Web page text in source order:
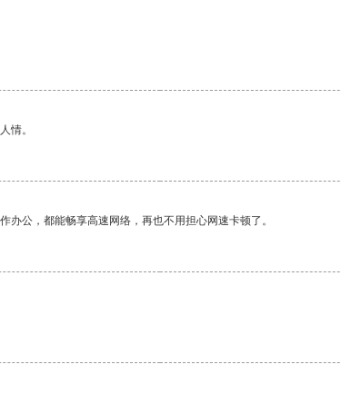
情。
公，都能畅享高速网络，再也不用担心网速卡顿了。